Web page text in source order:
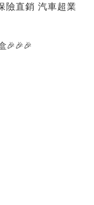
險直銷 汽車超業
🎉🎉🎉